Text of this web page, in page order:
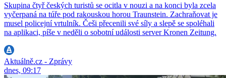
Skupina čtyř českých turistů se ocitla v nouzi a na konci byla zcela
vyčerpaná na túře pod rakouskou horou Traunstein. Zachraňovat je
musel policejní vrtulník. Češi přecenili své síly a slepě se spoléhali
na aplikaci, píše v neděli o sobotní události server Kronen Zeitung.
Aktuálně.cz - Zprávy
dnes, 09:17